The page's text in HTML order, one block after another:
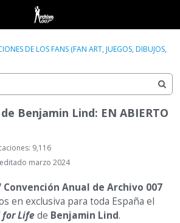
Registrarse ×
DE LOS FANS (FAN ART, JUEGOS, DIBUJOS,
Benjamin Lind: EN ABIERTO
9,116
editado marzo 2024
Convención Anual de Archivo 007
en exclusiva para toda España el
for Lifede Benjamin Lind.